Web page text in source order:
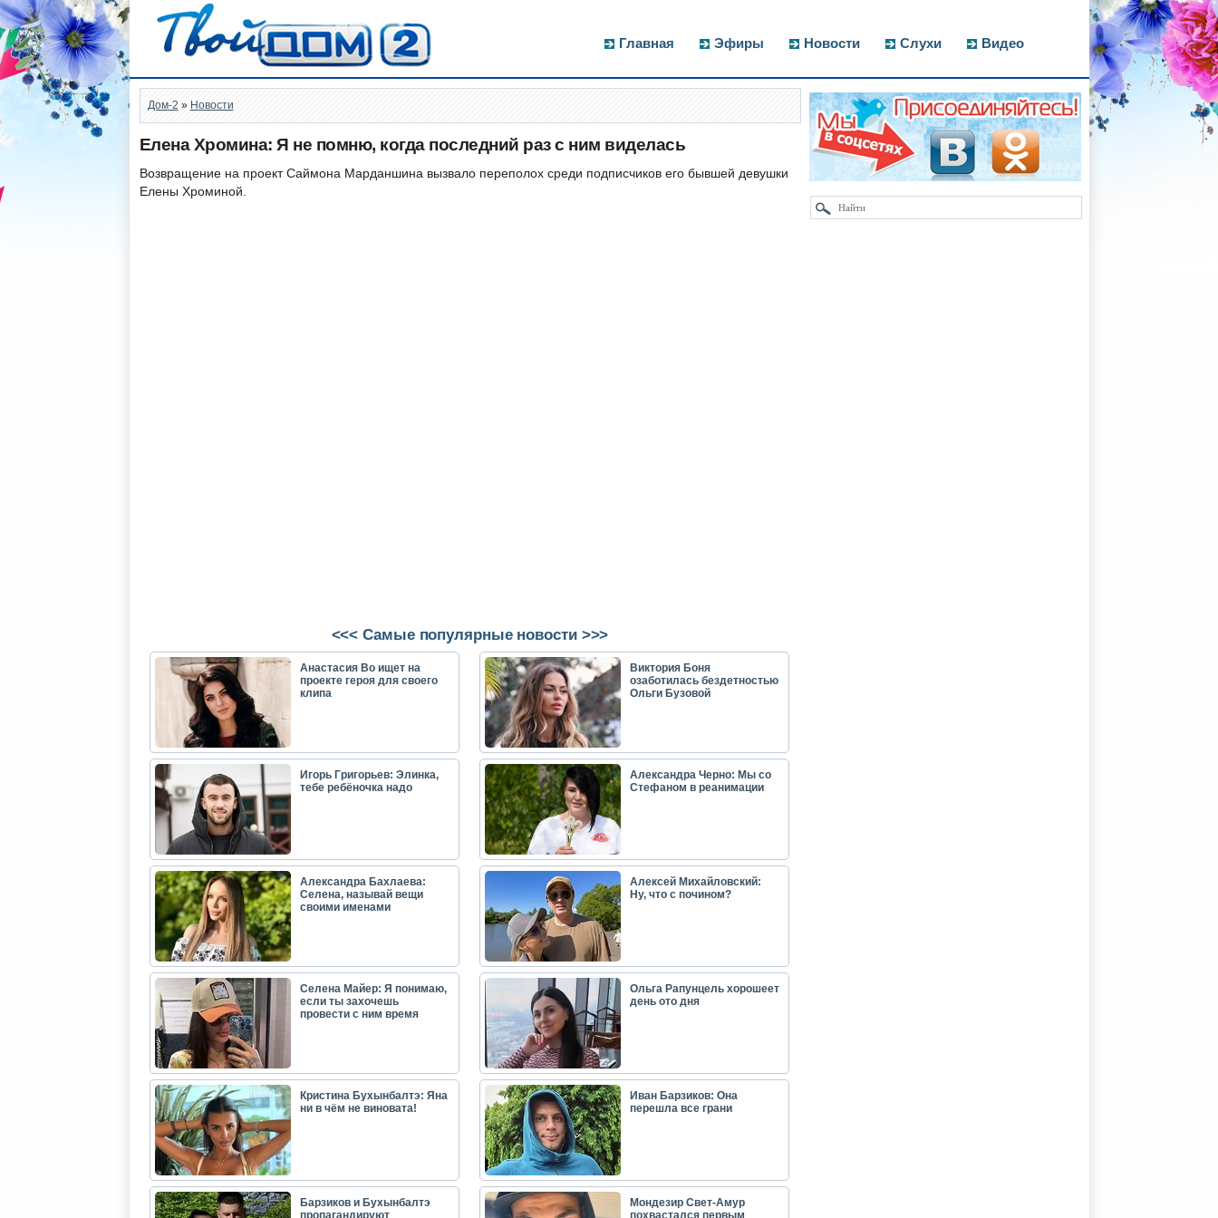
Главная Эфиры Новости Слухи Видео
Дом-2 » Новости
Елена Хромина: Я не помню, когда последний раз с ним виделась
Возвращение на проект Саймона Марданшина вызвало переполох среди подписчиков его бывшей девушки
Елены Хроминой.
<<< Самые популярные новости >>>
Анастасия Во ищет на
проекте героя для своего
клипа
Виктория Боня
озаботилась бездетностью
Ольги Бузовой
Игорь Григорьев: Элинка,
тебе ребёночка надо
Александра Черно: Мы со
Стефаном в реанимации
Александра Бахлаева:
Селена, называй вещи
своими именами
Алексей Михайловский:
Ну, что с почином?
Селена Майер: Я понимаю,
если ты захочешь
провести с ним время
Ольга Рапунцель хорошеет
день ото дня
Кристина Бухынбалтэ: Яна
ни в чём не виновата!
Иван Барзиков: Она
перешла все грани
Барзиков и Бухынбалтэ
пропагандируют
Мондезир Свет-Амур
похвастался первым